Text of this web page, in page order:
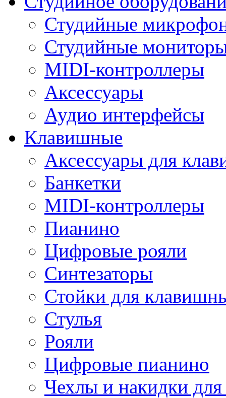
Студийные
Студийные
MIDI-контроллеры
Аксессуары
Аудио интерфейсы
Клавишные
Аксессуары для
Банкетки
MIDI-контроллеры
Пианино
Цифровые рояли
Синтезаторы
Стойки для
Стулья
Рояли
Цифровые пианино
Чехлы и накидки